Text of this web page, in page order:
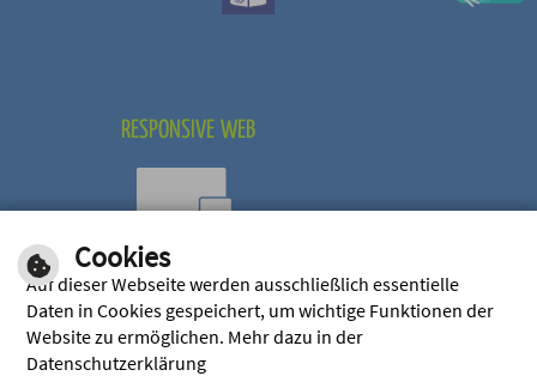
RESPONSIVE WEB
Optimiert für mobile
Endgeräte
Cookies
Auf dieser Webseite werden ausschließlich essentielle
Daten in Cookies gespeichert, um wichtige Funktionen der
Website zu ermöglichen. Mehr dazu in der
Datenschutzerklärung